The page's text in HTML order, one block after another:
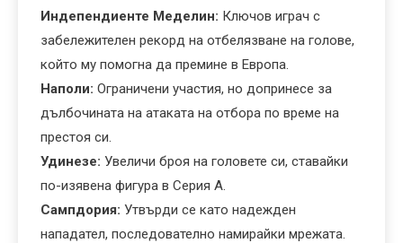
Индепендиенте Меделин: Ключов играч с
забележителен рекорд на отбелязване на голове,
който му помогна да премине в Европа.
Наполи: Ограничени участия, но допринесе за
дълбочината на атаката на отбора по време на
престоя си.
Удинезе: Увеличи броя на головете си, ставайки
по-изявена фигура в Серия А.
Сампдория: Утвърди се като надежден
нападател, последователно намирайки мрежата.